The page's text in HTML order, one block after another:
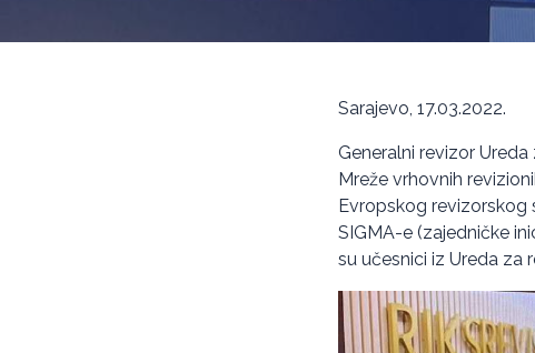
Sarajevo, 17.03.2022.
Generalni revizor
Mreže vrhovnih
Evropskog revizorskog
SIGMA-e (zajedničke
su učesnici iz Ureda za